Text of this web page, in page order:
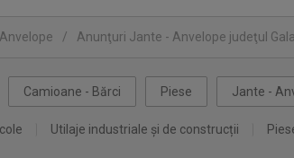
/ Anunţuri Jante - Anvelope judeţul
Camioane - Bărci Piese Jante -
Utilaje industriale și de construcții